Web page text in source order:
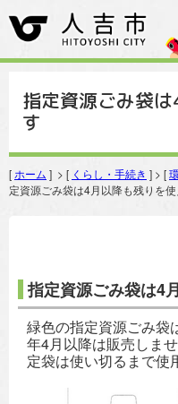
指定資源ごみ袋
す
[ ホーム ] > [ くらし・手続き ] > [
定資源ごみ袋は4月以降も残りを
指定資源ごみ袋は4
緑色の指定資源ごみ袋
年4月以降は販売しま
定袋は使い切るまで使